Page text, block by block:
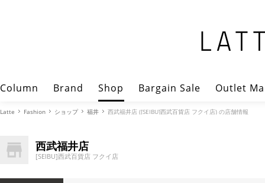
Column Brand Shop Bargain Sale Outlet
Latte Fashion ショップ 福井 西武福井店 ([SEIBU]西武百貨店 フクイ店) の店舗情報
西武福井店
[SEIBU]西武百貨店 フクイ店